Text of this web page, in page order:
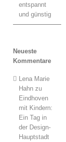
entspannt
und günstig
Neueste
Kommentare
Lena Marie
Hahnzu
Eindhoven
mit Kindern:
Ein Tag in
der Design-
Hauptstadt